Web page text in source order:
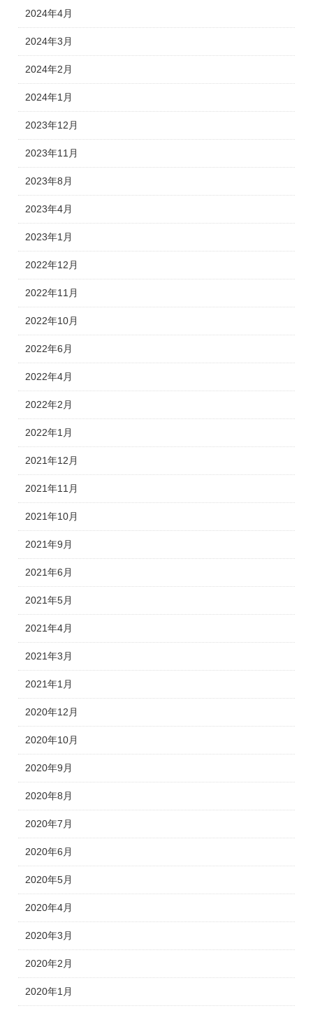
2024年4月
2024年3月
2024年2月
2024年1月
2023年12月
2023年11月
2023年8月
2023年4月
2023年1月
2022年12月
2022年11月
2022年10月
2022年6月
2022年4月
2022年2月
2022年1月
2021年12月
2021年11月
2021年10月
2021年9月
2021年6月
2021年5月
2021年4月
2021年3月
2021年1月
2020年12月
2020年10月
2020年9月
2020年8月
2020年7月
2020年6月
2020年5月
2020年4月
2020年3月
2020年2月
2020年1月